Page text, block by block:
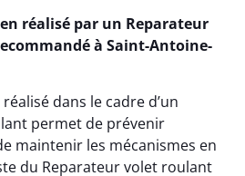
réalisé par un Reparateur
à Saint-Antoine-
dans le cadre d’un
permet de prévenir
maintenir les mécanismes en
du Reparateur volet roulant